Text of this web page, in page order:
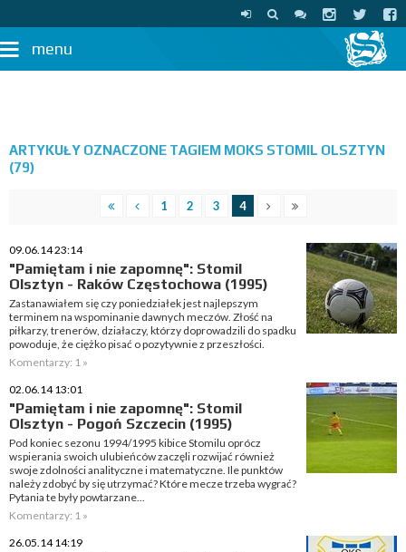
menu
ARTYKUŁY OZNACZONE TAGIEM MOKS STOMIL OLSZTYN
(79)
1 2 3 4
09.06.14 23:14
"Pamiętam i nie zapomnę": Stomil
Olsztyn - Raków Częstochowa (1995)
Zastanawiałem się czy poniedziałek jest najlepszym
terminem na wspominanie dawnych meczów. Złość na
piłkarzy, trenerów, działaczy, którzy doprowadzili do spadku
powoduje, że ciężko pisać o pozytywnie z przeszłości.
Komentarzy: 1 »
02.06.14 13:01
"Pamiętam i nie zapomnę": Stomil
Olsztyn - Pogoń Szczecin (1995)
Pod koniec sezonu 1994/1995 kibice Stomilu oprócz
wspierania swoich ulubieńców zaczęli rozwijać również
swoje zdolności analityczne i matematyczne. Ile punktów
należy zdobyć by się utrzymać? Które mecze trzeba wygrać?
Pytania te były powtarzane...
Komentarzy: 1 »
26.05.14 14:19